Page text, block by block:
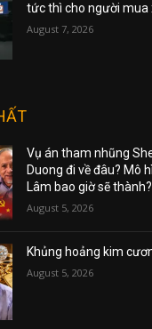
tức thì cho người mua
August 7, 2026
Vụ án tham nhũng
Duong đi về đâu? Mô
Lâm bao giờ sẽ thành?
August 5, 2026
Khủng hoảng kim
August 5, 2026